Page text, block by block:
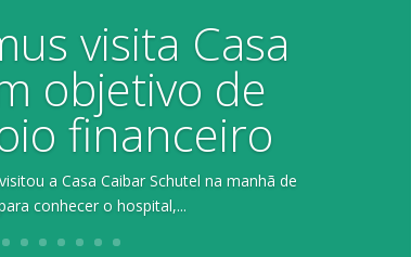
visita Casa
objetivo de
financeiro
a Casa Caibar Schutel na manhã de
conhecer o hospital,...